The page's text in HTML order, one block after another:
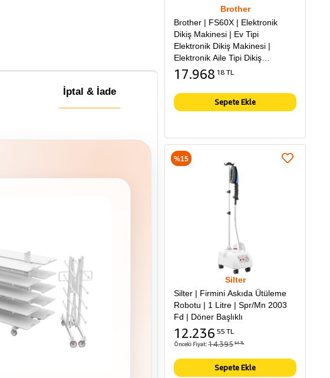
İptal & İade
Brother
Brother | FS60X | Elektronik
Dikiş Makinesi | Ev Tipi
Elektronik Dikiş Makinesi |
Elektronik Aile Tipi Dikiş
Makinesi
17.968 18 TL
Sepete Ekle
Silter
Silter | Firmini Askıda Ütüleme
Robotu | 1 Litre | Spr/Mn 2003
Fd | Döner Başlıklı
12.236 55 TL
Önceki Fiyat:14.395 94 TL
Sepete Ekle
%15